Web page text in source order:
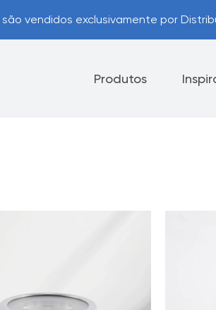
vendidos exclusivamente por
Produtos